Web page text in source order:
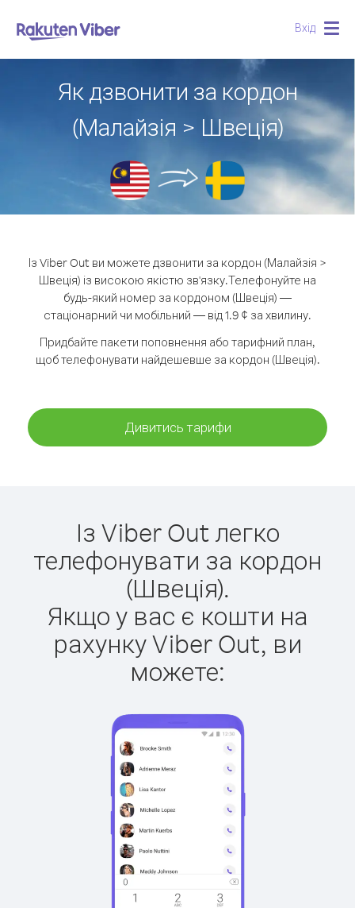
Вхід
Як дзвонити за кордон
(Малайзія > Швеція)
Із Viber Out ви можете дзвонити за кордон (Малайзія >
Швеція) із високою якістю зв'язку.Телефонуйте на
будь-який номер за кордоном (Швеція) —
стаціонарний чи мобільний — від 1.9 ¢ за хвилину.
Придбайте пакети поповнення або тарифний план,
щоб телефонувати найдешевше за кордон (Швеція).
Дивитись тарифи
Із Viber Out легко
телефонувати за кордон
(Швеція).
Якщо у вас є кошти на
рахунку Viber Out, ви
можете: